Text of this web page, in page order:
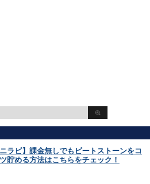
ニラビ】課金無しでもビートストーンをコ
貯める方法はこちらをチェック！